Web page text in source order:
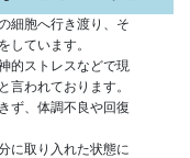
細胞へ行き渡り、そ
しています。
的ストレスなどで現
言われております。
ず、体調不良や回復
に取り入れた状態に